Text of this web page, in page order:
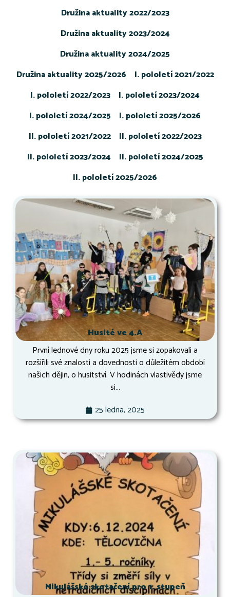
Družina aktuality 2022/2023
Družina aktuality 2023/2024
Družina aktuality 2024/2025
Družina aktuality 2025/2026
I. pololetí 2021/2022
I. pololetí 2022/2023
I. pololetí 2023/2024
I. pololetí 2024/2025
I. pololetí 2025/2026
II. pololetí 2021/2022
II. pololetí 2022/2023
II. pololetí 2023/2024
II. pololetí 2024/2025
II. pololetí 2025/2026
Husité ve 4.A
První lednové dny roku 2025 jsme si zopakovali a
rozšířili své znalosti a dovednosti o důležitém období
našich dějin, o husitství. V hodinách vlastivědy jsme
si...
25 ledna, 2025
Mikulášské skotačení pro 1. stupeň